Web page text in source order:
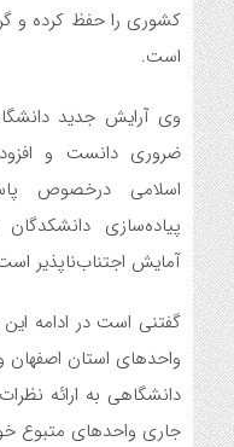
کشوری را حفظ کرده و
است.
وی آرایش جدید
ضروری دانست و
اسلامی درخصوص
پیاده‌سازی
آمایش اجتناب‌ناپذیر
گفتنی است در ادامه
واحدهای استان
دانشگاهی به ارائه
جاری واحدهای متبوع